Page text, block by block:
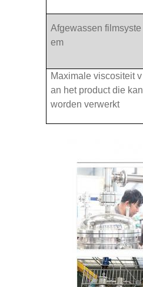
Afgewassen filmsyste
em
Maximale viscositeit v
an het product die kan
worden verwerkt